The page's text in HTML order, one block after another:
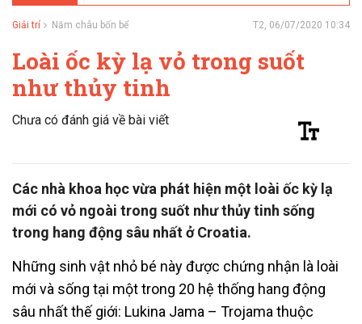
Giải trí Năm châu bốn bể T2, 06/07/2020 10:34
Loài ốc kỳ lạ vỏ trong suốt
như thủy tinh
Chưa có đánh giá về bài viết
Các nhà khoa học vừa phát hiện một loài ốc kỳ lạ
mới có vỏ ngoài trong suốt như thủy tinh sống
trong hang động sâu nhất ở Croatia.
Những sinh vật nhỏ bé này được chứng nhận là loài
mới và sống tại một trong 20 hệ thống hang động
sâu nhất thế giới: Lukina Jama – Trojama thuộc